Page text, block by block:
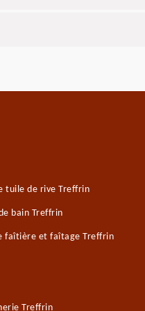
tuile de rive Treffrin
bain Treffrin
faîtière et faîtage Treffrin
Treffrin